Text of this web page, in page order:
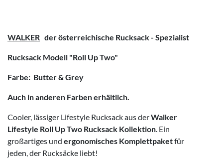
WALKER der österreichische Rucksack - Spezialist
Rucksack Modell "Roll Up Two"
Farbe: Butter & Grey
Auch in anderen Farben erhältlich.
Cooler, lässiger Lifestyle Rucksack aus derWalker
Lifestyle Roll Up Two Rucksack Kollektion. Ein
großartiges und ergonomisches Komplettpaketfür
jeden, der Rucksäcke liebt!